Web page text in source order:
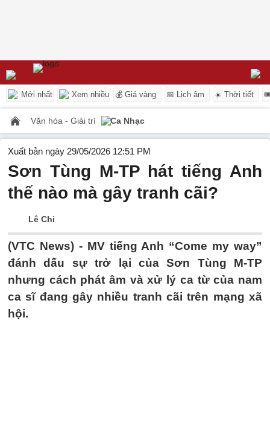
Mới nhất Xem nhiều 💰 Giá vàng 📅 Lịch âm ☀️ Thời tiết
Văn hóa - Giải trí Ca Nhạc
Xuất bản ngày 29/05/2026 12:51 PM
Sơn Tùng M-TP hát tiếng Anh
thế nào mà gây tranh cãi?
Lê Chi
(VTC News) - MV tiếng Anh “Come my way”
đánh dấu sự trở lại của Sơn Tùng M-TP
nhưng cách phát âm và xử lý ca từ của nam
ca sĩ đang gây nhiều tranh cãi trên mạng xã
hội.